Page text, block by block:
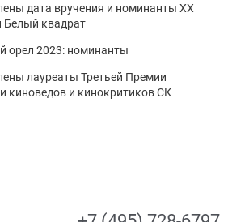
дата вручения и номинанты XX
Белый квадрат
орел 2023: номинанты
лауреаты Третьей Премии
киноведов и кинокритиков СК